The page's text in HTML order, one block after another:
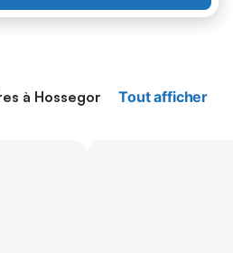
à Hossegor Tout afficher